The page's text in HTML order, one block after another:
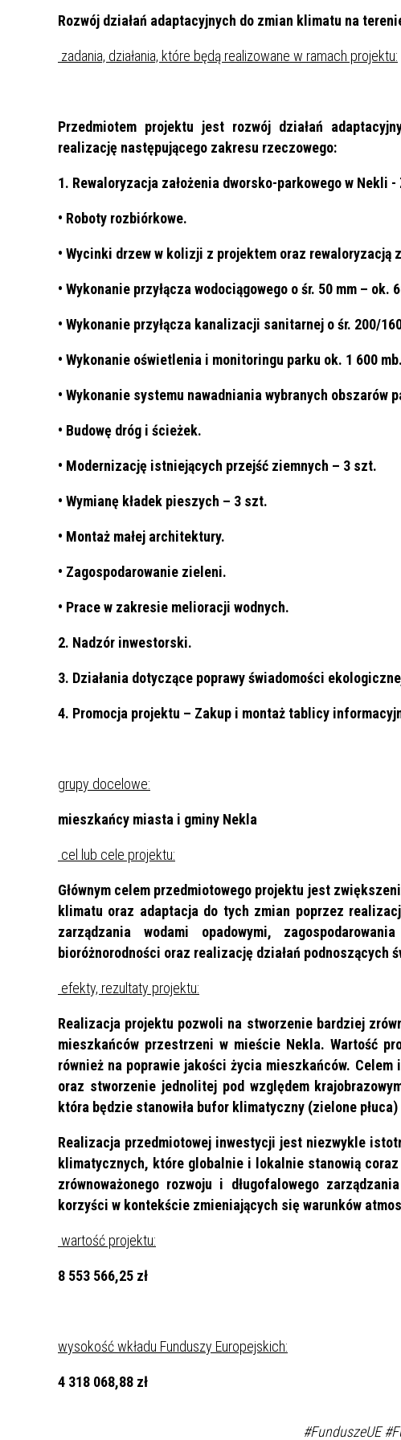
UCHWAŁY I PROTOKOŁY
WŁADZE
MISJA I WIZJA
Rozwój działań adaptacyjnych do zmian klimatu na
zadania, działania, które będą realizowane w ramach projektu:
Przedmiotem projektu jest rozwój działań
realizację następującego zakresu rzeczowego:
1. Rewaloryzacja założenia dworsko-parkowego w Nekli
• Roboty rozbiórkowe.
• Wycinki drzew w kolizji z projektem oraz rewaloryzacją
• Wykonanie przyłącza wodociągowego o śr. 50 mm – ok.
• Wykonanie przyłącza kanalizacji sanitarnej o śr. 200/
• Wykonanie oświetlenia i monitoringu parku ok. 1 600 mb.
• Wykonanie systemu nawadniania wybranych obszarów
• Budowę dróg i ścieżek.
• Modernizację istniejących przejść ziemnych – 3 szt.
• Wymianę kładek pieszych – 3 szt.
• Montaż małej architektury.
• Zagospodarowanie zieleni.
• Prace w zakresie melioracji wodnych.
2. Nadzór inwestorski.
3. Działania dotyczące poprawy świadomości
4. Promocja projektu – Zakup i montaż tablicy
grupy docelowe:
mieszkańcy miasta i gminy Nekla
cel lub cele projektu:
Głównym celem przedmiotowego projektu jest
klimatu oraz adaptacja do tych zmian poprzez
zarządzania wodami opadowymi,
bioróżnorodności oraz realizację działań
efekty, rezultaty projektu:
Realizacja projektu pozwoli na stworzenie bardziej
mieszkańców przestrzeni w mieście Nekla. Wartość
również na poprawie jakości życia mieszkańców.
oraz stworzenie jednolitej pod względem
która będzie stanowiła bufor klimatyczny (zielone
Realizacja przedmiotowej inwestycji jest niezwykle
klimatycznych, które globalnie i lokalnie stanowią
zrównoważonego rozwoju i długofalowego
korzyści w kontekście zmieniających się warunków
wartość projektu:
8 553 566,25 zł
wysokość wkładu Funduszy Europejskich:
4 318 068,88 zł
#FunduszeUE